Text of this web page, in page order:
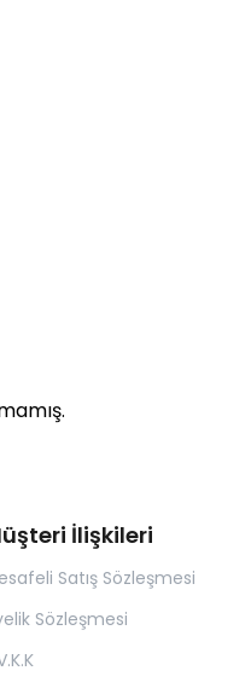
İlişkileri
Satış Sözleşmesi
Sözleşmesi